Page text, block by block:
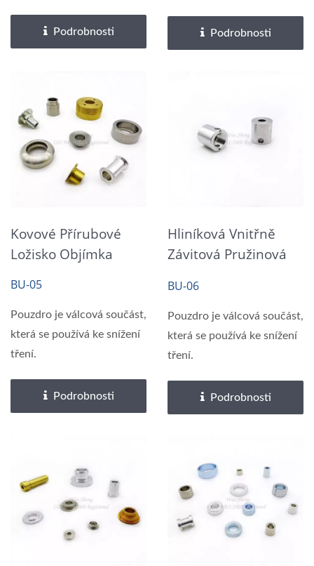
Podrobnosti Podrobnosti
Kovové Přírubové
Ložisko Objímka
BU-05
Pouzdro je válcová součást,
která se používá ke snížení
tření.
Podrobnosti
Hliníková Vnitřně
Závitová Pružinová
BU-06
Pouzdro je válcová součást,
která se používá ke snížení
tření.
Podrobnosti